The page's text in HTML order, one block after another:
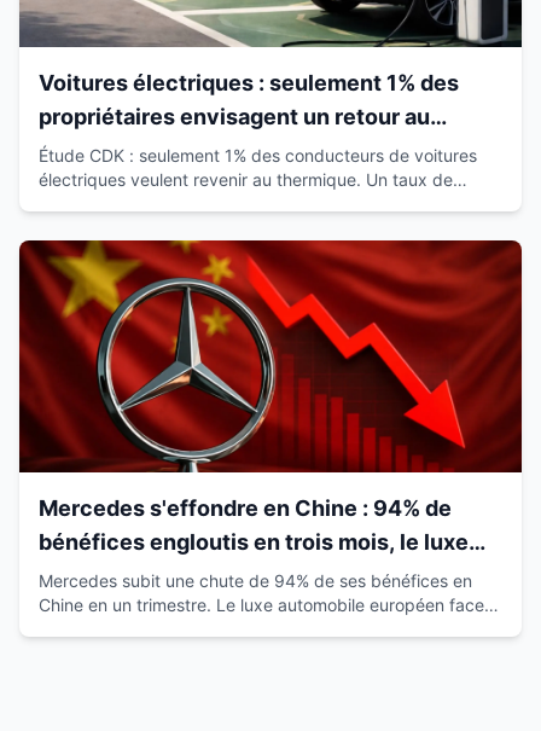
Voitures électriques : seulement 1% des
propriétaires envisagent un retour au
thermique
Étude CDK : seulement 1% des conducteurs de voitures
électriques veulent revenir au thermique. Un taux de
Mercedes s'effondre en Chine : 94% de
bénéfices engloutis en trois mois, le luxe
européen vacille
Mercedes subit une chute de 94% de ses bénéfices en
Chine en un trimestre. Le luxe automobile européen face à